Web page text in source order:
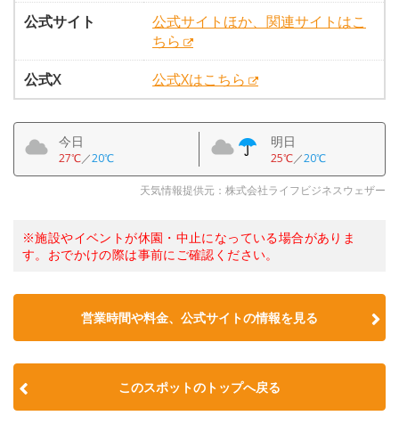
公式サイト
公式サイトほか、関連サイトはこ
ちら
公式X
公式Xはこちら
今日
27℃／20℃
明日
25℃／20℃
天気情報提供元：株式会社ライフビジネスウェザー
※施設やイベントが休園・中止になっている場合がありま
す。おでかけの際は事前にご確認ください。
営業時間や料金、公式サイトの情報を見る
このスポットのトップへ戻る